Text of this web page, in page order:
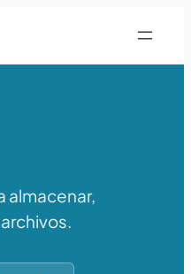
almacenar,